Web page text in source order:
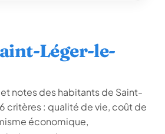
Léger-le-
notes des habitants de Saint-
critères : qualité de vie, coût de
économique,